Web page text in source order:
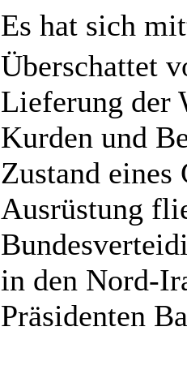
Es hat sich
Überschattet
Lieferung der
Kurden und
Zustand eines
Ausrüstung
in den Nord-
Präsidenten